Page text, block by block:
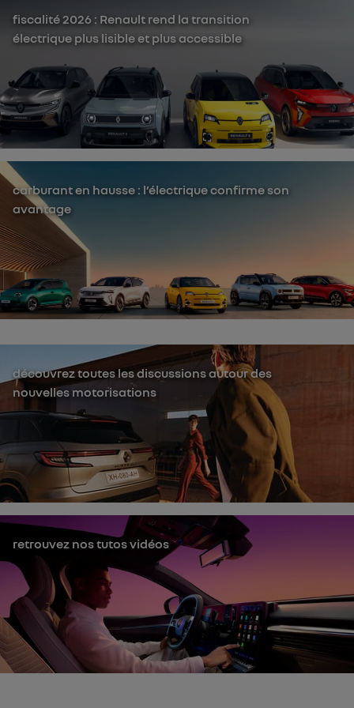
fiscalité 2026 : Renault rend la transition
électrique plus lisible et plus accessible
carburant en hausse : l’électrique confirme son
avantage
découvrez toutes les discussions autour des
nouvelles motorisations
retrouvez nos tutos vidéos